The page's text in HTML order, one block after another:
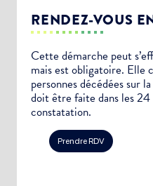
RENDEZ-VOUS
Cette démarche peut
mais est obligatoire. Elle
personnes décédées sur
doit être faite dans les 24
constatation.